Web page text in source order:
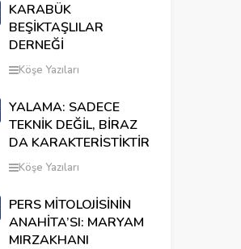
KARABÜK
BEŞİKTAŞLILAR
DERNEĞİ
Köşe Yazıları
YALAMA: SADECE
TEKNİK DEĞİL, BİRAZ
DA KARAKTERİSTİKTİR
Köşe Yazıları
PERS MİTOLOJİSİNİN
ANAHİTA’SI: MARYAM
MIRZAKHANI